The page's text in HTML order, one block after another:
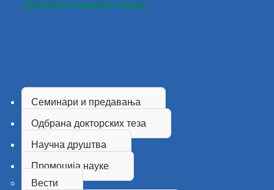
Програм манифестације
Семинари и предавања
Одбрана докторских теза
Научна друштва
Промоција науке
Вести